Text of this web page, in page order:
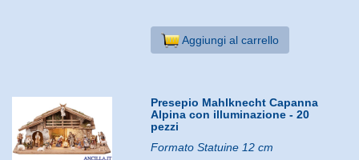
Aggiungi al carrello
Presepio Mahlknecht Capanna
Alpina con illuminazione - 20
pezzi
Formato Statuine 12 cm